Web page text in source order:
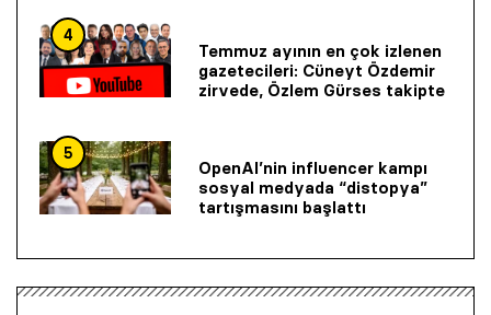
4
Temmuz ayının en çok izlenen
gazetecileri: Cüneyt Özdemir
zirvede, Özlem Gürses takipte
5
OpenAI’nin influencer kampı
sosyal medyada “distopya”
tartışmasını başlattı